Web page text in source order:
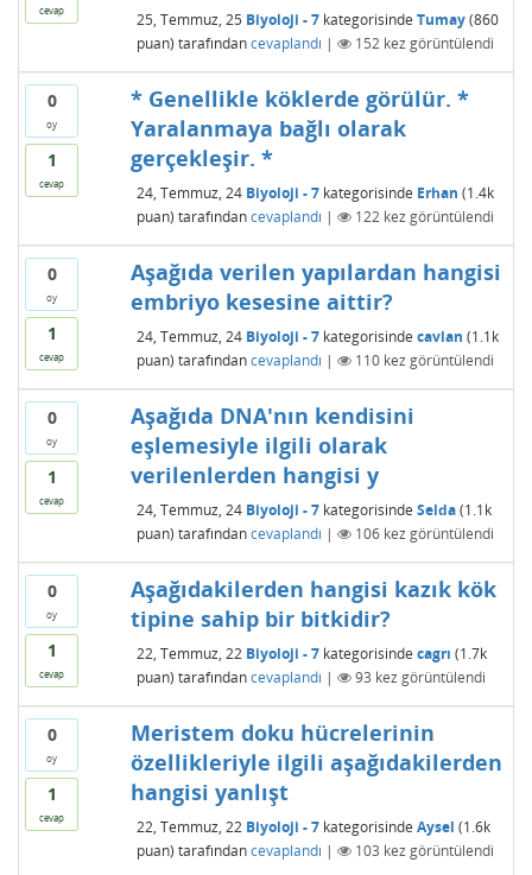
cevap 25, Temmuz, 25 Biyoloji - 7kategorisinde Tumay (860
puan) tarafından cevaplandı | 152kez görüntülendi
0
oy
1
cevap
* Genellikle köklerde görülür. *
Yaralanmaya bağlı olarak
gerçekleşir. *
24, Temmuz, 24 Biyoloji - 7kategorisinde Erhan (1.4k
puan) tarafından cevaplandı | 122kez görüntülendi
0
oy
1
cevap
Aşağıda verilen yapılardan hangisi
embriyo kesesine aittir?
24, Temmuz, 24 Biyoloji - 7kategorisinde cavlan (1.1k
puan) tarafından cevaplandı | 110kez görüntülendi
0
oy
1
cevap
Aşağıda DNA'nın kendisini
eşlemesiyle ilgili olarak
verilenlerden hangisi y
24, Temmuz, 24 Biyoloji - 7kategorisinde Selda (1.1k
puan) tarafından cevaplandı | 106kez görüntülendi
0
oy
1
cevap
Aşağıdakilerden hangisi kazık kök
tipine sahip bir bitkidir?
22, Temmuz, 22 Biyoloji - 7kategorisinde cagrı (1.7k
puan) tarafından cevaplandı | 93 kez görüntülendi
0
oy
1
cevap
Meristem doku hücrelerinin
özellikleriyle ilgili aşağıdakilerden
hangisi yanlışt
22, Temmuz, 22 Biyoloji - 7kategorisinde Aysel (1.6k
puan) tarafından cevaplandı | 103 kez görüntülendi